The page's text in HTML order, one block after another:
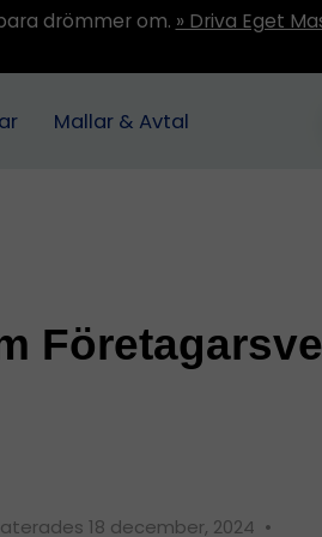
drömmer om. » Driva Eget
Mallar & Avtal
18 december, 2024 •